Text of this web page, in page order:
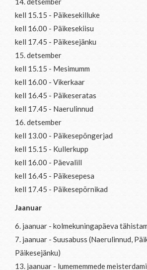
kell 15.15 - Päikesekilluke
kell 16.00 - Päikesekiisu
kell 17.45 - Päikesejänku
15. detsember
kell 15.15 - Mesimumm
kell 16.00 - Vikerkaar
kell 16.45 - Päikeseratas
kell 17.45 - Naerulinnud
16. detsember
kell 13.00 - Päikesepõngerjad
kell 15.15 - Kullerkupp
kell 16.00 - Päevalill
kell 16.45 - Päikesepesa
kell 17.45 - Päikesepõrnikad
Jaanuar
6. jaanuar - kolmekuningapäeva
7. jaanuar - Suusabuss (Naerulinnud,
Päikesejänku)
13. jaanuar - lumememmede